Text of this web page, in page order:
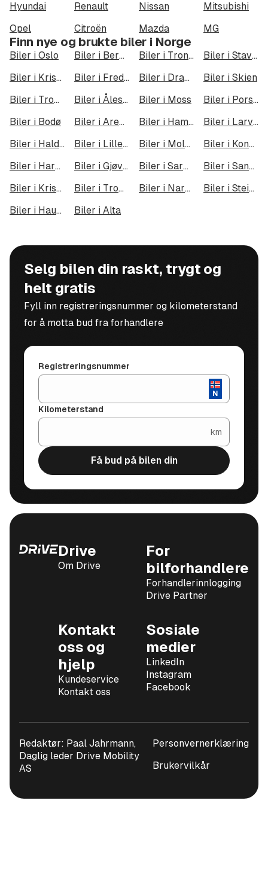
Hyundai Renault Nissan
Mitsubishi
Opel
Citroën Mazda MG
Finn nye og brukte biler i Norge
Biler i Oslo Biler i Bergen Biler i Trondheim
Biler i Stavanger
Biler i Kristiansand
Biler i Fredrikstad Biler i Drammen
Biler i Skien
Biler i Tromsø
Biler i Ålesund Biler i Moss
Biler i Porsgrunn
Biler i Bodø
Biler i Arendal Biler i Hamar
Biler i Larvik
Biler i Halden
Biler i Lillehammer Biler i Molde
Biler i Kongsberg
Biler i Harstad
Biler i Gjøvik Biler i Sarpsborg
Biler i Sandefjord
Biler i Kristiansund
Biler i Tromsdalen Biler i Narvik
Biler i Steinkjer
Biler i Haugesund
Biler i Alta
Selg bilen din raskt, trygt og
helt gratis
Fyll inn registreringsnummer og kilometerstand
for å motta bud fra forhandlere
Registreringsnummer
Kilometerstand
km
Få bud på bilen din
Drive
Om Drive
For
bilforhandlere
Forhandlerinnlogging
Drive Partner
Kontakt
oss og
hjelp
Kundeservice
Kontakt oss
Sosiale
medier
LinkedIn
Instagram
Facebook
Redaktør: Paal Jahrmann,
Daglig leder Drive Mobility
AS
Personvernerklæring
Brukervilkår